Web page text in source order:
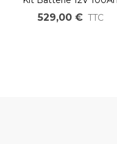
1200Wh Lithium Fer à
assembler DIY LiFePO4
529,00 € TTC